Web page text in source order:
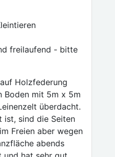
freilaufend - bitte
Holzfederung
Boden mit 5m x 5m
überdacht.
ist, sind die Seiten
Freien aber wegen
abends